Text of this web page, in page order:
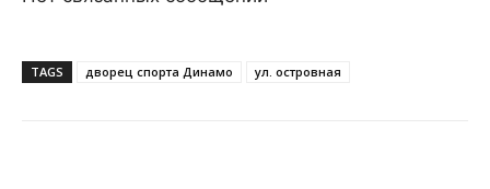
TAGS дворец спорта Динамо ул. островная